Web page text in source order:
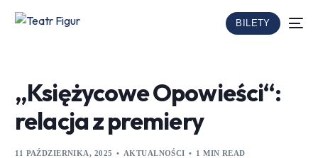
BILETY
„Księżycowe Opowieści“:
relacja z premiery
11 PAŹDZIERNIKA, 2025 AKTUALNOŚCI 1 MIN READ